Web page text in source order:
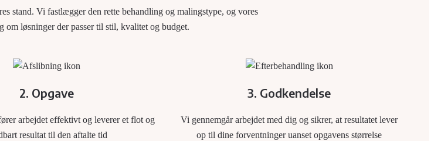
stand. Vi fastlægger den rette behandling og malingstype, og vores
om løsninger der passer til stil, kvalitet og budget.
2. Opgave
arbejdet effektivt og leverer et flot og
resultat til den aftalte tid
3. Godkendelse
Vi gennemgår arbejdet med dig og sikrer, at resultatet lever
op til dine forventninger uanset opgavens størrelse